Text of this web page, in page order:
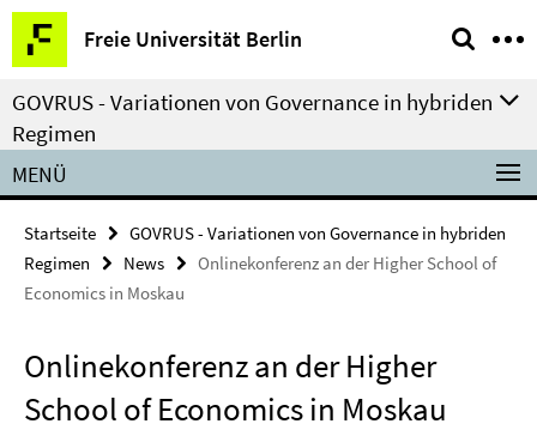
Springe
direkt
zu
Inhalt
Freie Universität Berlin
Service-
Navigation
GOVRUS - Variationen von Governance in hybriden
Regimen
MENÜ
Startseite
GOVRUS - Variationen von Governance in hybriden
Regimen
News
Onlinekonferenz an der Higher School of
Economics in Moskau
Onlinekonferenz an der Higher
School of Economics in Moskau